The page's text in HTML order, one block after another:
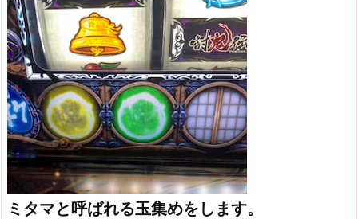
ミタマと呼ばれる玉集めをします。